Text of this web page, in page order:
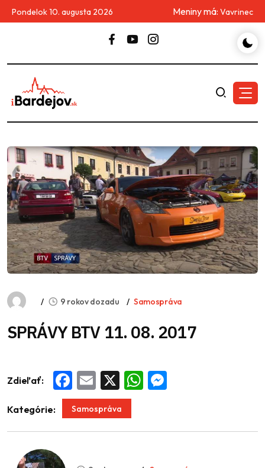
Pondelok 10. augusta 2026 Meniny má: Vavrinec
9 rokov dozadu Samospráva
SPRÁVY BTV 11. 08. 2017
Zdieľať: Facebook
Email WhatsApp
Kategórie: Samospráva